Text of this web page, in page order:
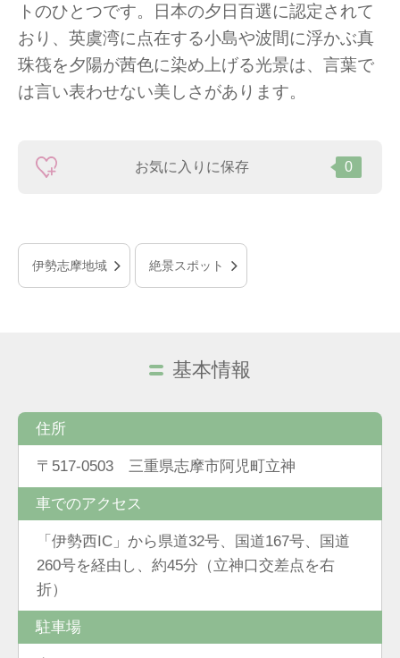
トのひとつです。日本の夕日百選に認定されて
おり、英虞湾に点在する小島や波間に浮かぶ真
珠筏を夕陽が茜色に染め上げる光景は、言葉で
は言い表わせない美しさがあります。
お気に入りに保存 0
伊勢志摩地域 絶景スポット
基本情報
住所
〒517-0503 三重県志摩市阿児町立神
車でのアクセス
「伊勢西IC」から県道32号、国道167号、国道
260号を経由し、約45分（立神口交差点を右
折）
駐車場